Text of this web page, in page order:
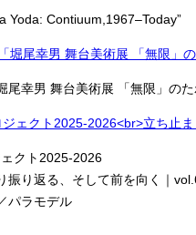
Yoda: Contiuum,1967–Today”
尾幸男 舞台美術展 「無限」のた
クト2025-2026
振り返る、そして前を向く｜
パラモデル